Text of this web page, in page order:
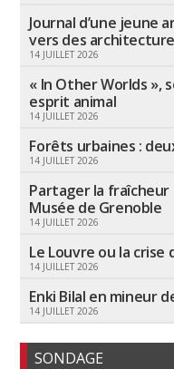
Journal d’une jeune
vers des
14 JUILLET 2026
« In Other Worlds »,
esprit animal
14 JUILLET 2026
Forêts urbaines :
14 JUILLET 2026
Partager la
Musée de Grenoble
14 JUILLET 2026
Le Louvre ou la crise
14 JUILLET 2026
Enki Bilal en mineur
14 JUILLET 2026
SONDAGE